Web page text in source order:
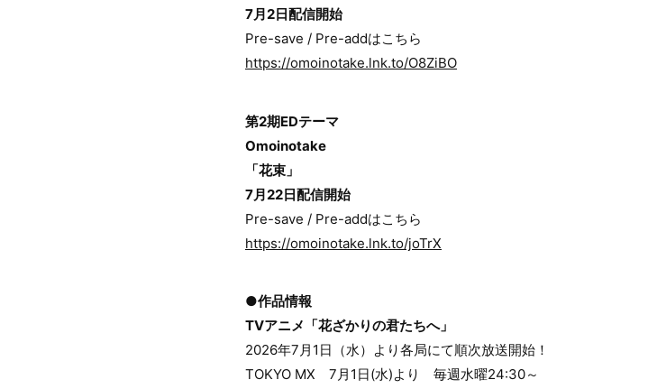
7月2日配信開始
Pre-save / Pre-addはこちら
https://omoinotake.lnk.to/O8ZiBO
第2期EDテーマ
Omoinotake
「花束」
7月22日配信開始
Pre-save / Pre-addはこちら
https://omoinotake.lnk.to/joTrX
●作品情報
TVアニメ「花ざかりの君たちへ」
2026年7月1日（水）より各局にて順次放送開始！
TOKYO MX 7月1日(水)より 毎週水曜24:30～